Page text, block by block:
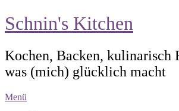
Schnin's Kitchen
Kochen, Backen, kulinarisch
was (mich) glücklich macht
Menü